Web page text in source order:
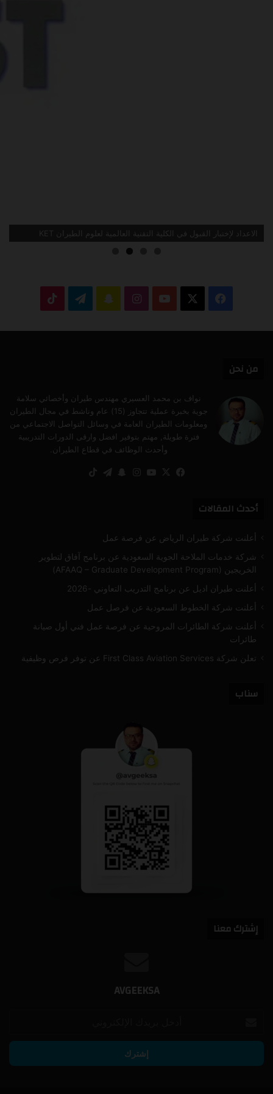
الاعداد لإختبار القبول في الكلية التقنية العالمية لعلوم الطيران KET
فيسبوك ‫YouTubeانستقرامسناب تيلقرام
من نحن
نواف بن محمد العسيري مهندس طيران وأخصائي سلامة
جوية بخبرة عملية تتجاوز (15) عام وناشط في مجال الطيران
ومعلومات الطيران العامة في وسائل التواصل الاجتماعي من
فترة طويلة, مهتم بتوفير افضل وارقى الدورات التدريبية
وأحدث الوظائف في قطاع الطيران.
فيسبوك
‫X
‫YouTube
انستقرام
سنابتيلقرام
أحدث المقالات
أعلنت شركة طيران الرياض عن فرصة عمل
شركة خدمات الملاحة الجوية السعودية عن برنامج آفاق لتطوير
الخريجين (AFAAQ – Graduate Development Program)
أعلنت طيران اديل عن برنامج التدريب التعاوني -2026
أعلنت شركة الخطوط السعودية عن فرصل عمل
أعلنت شركة الطائرات المروحية عن فرصة عمل فني أول صيانة
طائرات
تعلن شركة First Class Aviation Services عن توفر فرص وظيفية
سناب
إشترك معنا
AVGEEKSA
الإلكتروني